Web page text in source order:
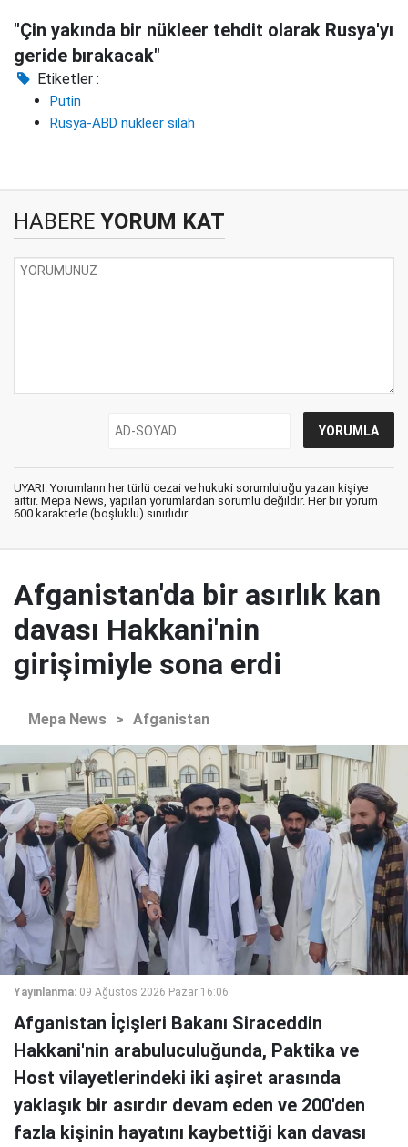
"Çin yakında bir nükleer tehdit olarak Rusya'yı
geride bırakacak"
Etiketler :
Putin
Rusya-ABD nükleer silah
HABERE YORUM KAT
UYARI: Yorumların her türlü cezai ve hukuki sorumluluğu yazan kişiye
aittir. Mepa News, yapılan yorumlardan sorumlu değildir. Her bir yorum
600 karakterle (boşluklu) sınırlıdır.
Afganistan'da bir asırlık kan
davası Hakkani'nin
girişimiyle sona erdi
Mepa News > Afganistan
Yayınlanma: 09 Ağustos 2026 Pazar 16:06
Afganistan İçişleri Bakanı Siraceddin
Hakkani'nin arabuluculuğunda, Paktika ve
Host vilayetlerindeki iki aşiret arasında
yaklaşık bir asırdır devam eden ve 200'den
fazla kişinin hayatını kaybettiği kan davası